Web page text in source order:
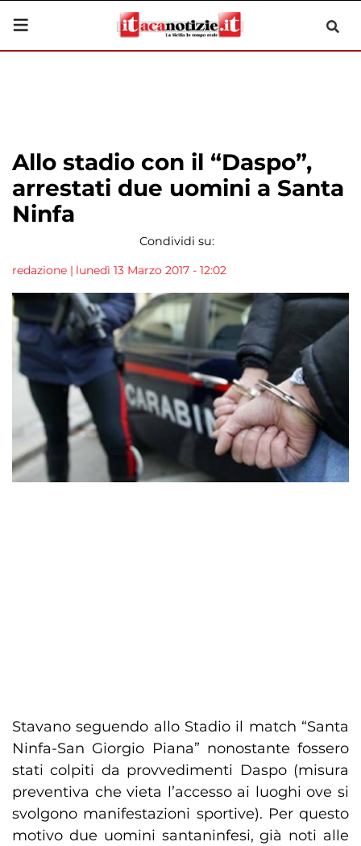
Allo stadio con il “Daspo”,
arrestati due uomini a Santa
Ninfa
Condividi su:
redazione | lunedì 13 Marzo 2017 - 12:02
Stavano seguendo allo Stadio il match “Santa
Ninfa-San Giorgio Piana” nonostante fossero
stati colpiti da provvedimenti Daspo (misura
preventiva che vieta l’accesso ai luoghi ove si
svolgono manifestazioni sportive). Per questo
motivo due uomini santaninfesi, già noti alle